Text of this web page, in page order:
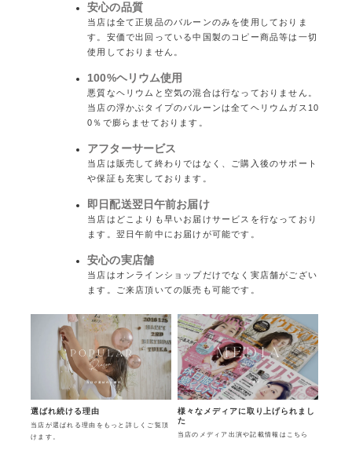
安心の品質
当店は全て正規品のバルーンのみを使用しておりま
す。安価で出回っている中国製のコピー商品等は一切
使用しておりません。
100%ヘリウム使用
悪質なヘリウムと空気の混合は行なっておりません。
当店の浮かぶタイプのバルーンは全てヘリウムガス10
0％で膨らませております。
アフターサービス
当店は販売して終わりではなく、ご購入後のサポート
や保証も充実しております。
即日配送翌日午前お届け
当店はどこよりも早いお届けサービスを行なっており
ます。翌日午前中にお届けが可能です。
安心の実店舗
当店はオンラインショップだけでなく実店舗がござい
ます。ご来店頂いての販売も可能です。
選ばれ続ける理由
当店が選ばれる理由をもっと詳しくご覧頂
けます。
様々なメディアに取り上げられまし
た
当店のメディア出演や記載情報はこちら